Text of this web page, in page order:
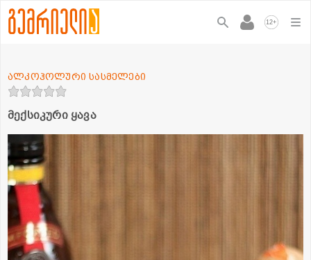
12+
მექსიკური ყავა
ალკოჰოლური სასმელები